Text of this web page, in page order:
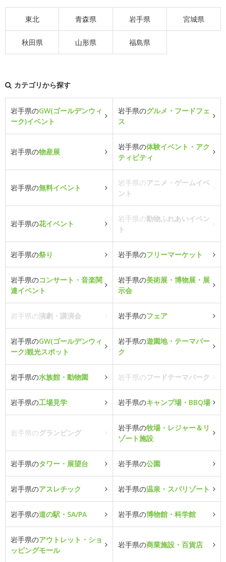
東北 青森県 岩手県 宮城県
秋田県 山形県 福島県
カテゴリから探す
岩手県のGW(ゴールデンウィ
ーク)イベント
岩手県のグルメ・フードフェ
ス
岩手県の物産展
岩手県の体験イベント・アク
ティビティ
岩手県の無料イベント
岩手県のアニメ・ゲームイベ
ント
岩手県の花イベント
岩手県の動物ふれあいイベン
ト
岩手県の祭り 岩手県のフリーマーケット
岩手県のコンサート・音楽関
連イベント
岩手県の美術展・博物展・展
示会
岩手県の演劇・講演会 岩手県のフェア
岩手県のGW(ゴールデンウィ
ーク)観光スポット
岩手県の遊園地・テーマパー
ク
岩手県の水族館・動物園 岩手県のフードテーマパーク
岩手県の工場見学 岩手県のキャンプ場・BBQ場
岩手県のグランピング
岩手県の牧場・レジャー＆リ
ゾート施設
岩手県のタワー・展望台 岩手県の公園
岩手県のアスレチック 岩手県の温泉・スパリゾート
岩手県の道の駅・SA/PA 岩手県の博物館・科学館
岩手県のアウトレット・ショ
ッピングモール
岩手県の商業施設・百貨店